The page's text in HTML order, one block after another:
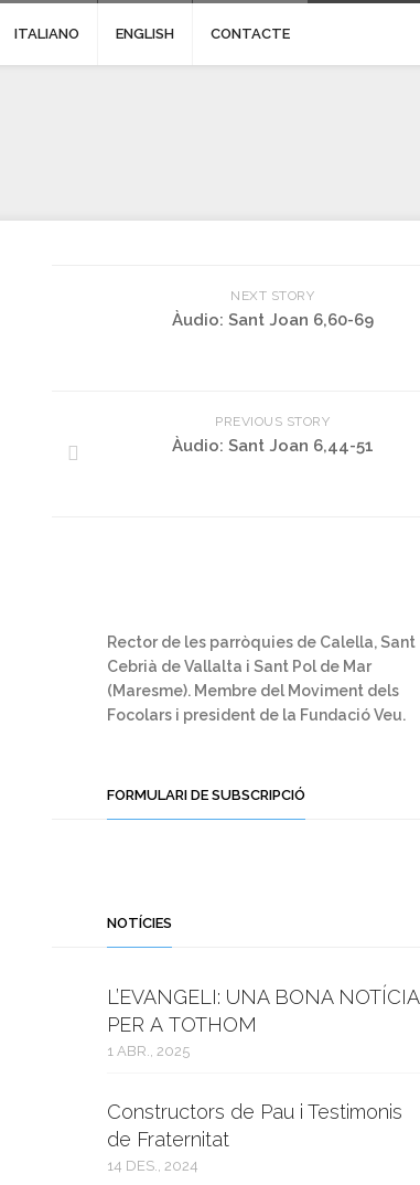
ITALIANO ENGLISH CONTACTE
NEXT STORY
Àudio: Sant Joan 6,60-69
PREVIOUS STORY
Àudio: Sant Joan 6,44-51
Rector de les parròquies de Calella, Sant
Cebrià de Vallalta i Sant Pol de Mar
(Maresme). Membre del Moviment dels
Focolars i president de la Fundació Veu.
FORMULARI DE SUBSCRIPCIÓ
NOTÍCIES
L’EVANGELI: UNA BONA NOTÍCIA
PER A TOTHOM
1 ABR., 2025
Constructors de Pau i Testimonis
de Fraternitat
14 DES., 2024